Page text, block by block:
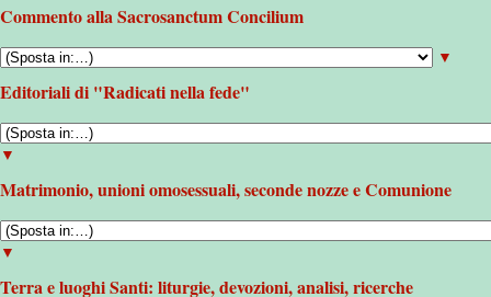
Commento alla Sacrosanctum Concilium
▼
Editoriali di "Radicati nella fede"
▼
Matrimonio, unioni omosessuali, seconde nozze e Comunione
▼
Terra e luoghi Santi: liturgie, devozioni, analisi, ricerche